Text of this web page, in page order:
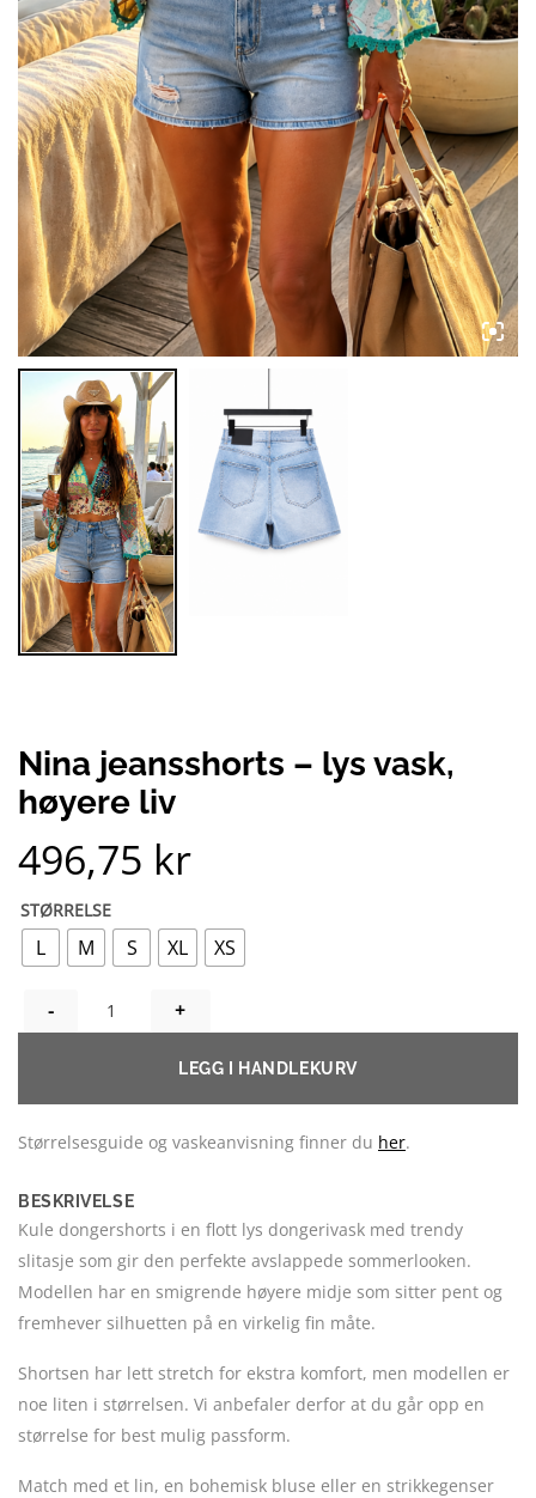
Nina jeansshorts – lys vask,
høyere liv
496,75 kr
STØRRELSE
L M S XL XS
NINA JEANSSHORTS - LJUS TVÄTT, HÖGRE MIDJA ANTALL
LEGG I HANDLEKURV
Størrelsesguide og vaskeanvisning finner du her.
BESKRIVELSE
Kule dongershorts i en flott lys dongerivask med trendy
slitasje som gir den perfekte avslappede sommerlooken.
Modellen har en smigrende høyere midje som sitter pent og
fremhever silhuetten på en virkelig fin måte.
Shortsen har lett stretch for ekstra komfort, men modellen er
noe liten i størrelsen. Vi anbefaler derfor at du går opp en
størrelse for best mulig passform.
Match med et lin, en bohemisk bluse eller en strikkegenser